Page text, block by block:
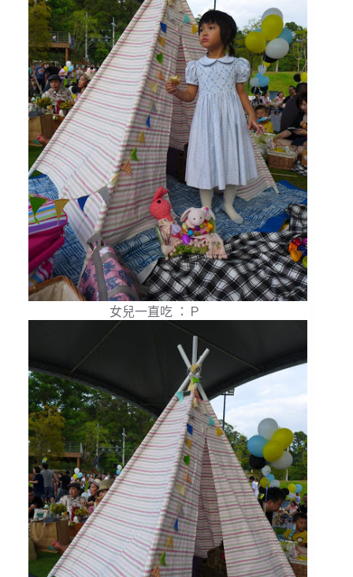
女兒一直吃 ：Ｐ